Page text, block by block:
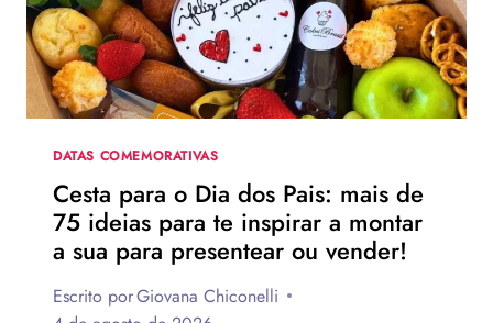
130
FRASES
EMOCIONANTES
PARA
HOMENAGEAR
DATA
DATAS COMEMORATIVAS
Cesta para o Dia dos Pais: mais de
75 ideias para te inspirar a montar
a sua para presentear ou vender!
Escrito porGiovana Chiconelli